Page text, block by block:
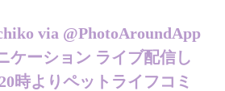
via @PhotoAroundApp
ケーション ライブ配信し
時より ペットライフコミ